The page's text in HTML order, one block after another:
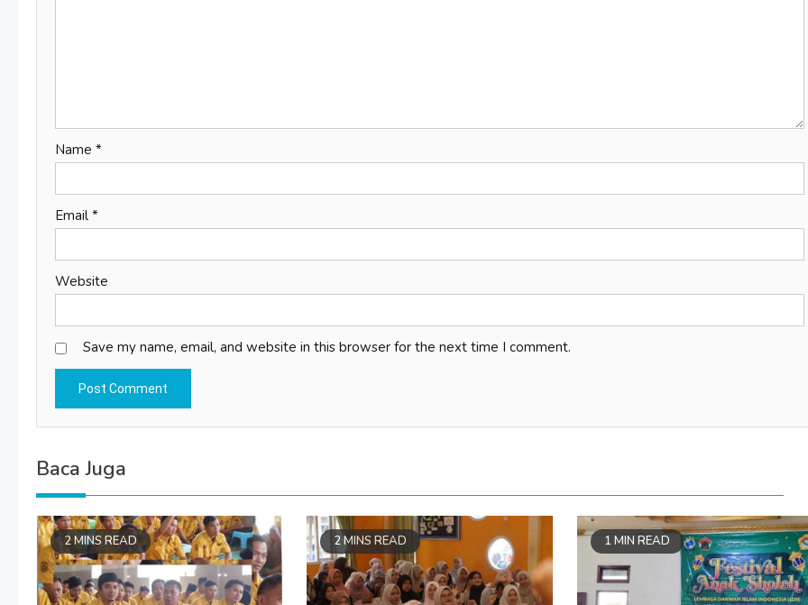
Name *
Email *
Website
Save my name, email, and website in this browser for the next time I comment.
Baca Juga
2 MINS READ 2 MINS READ 1 MIN READ